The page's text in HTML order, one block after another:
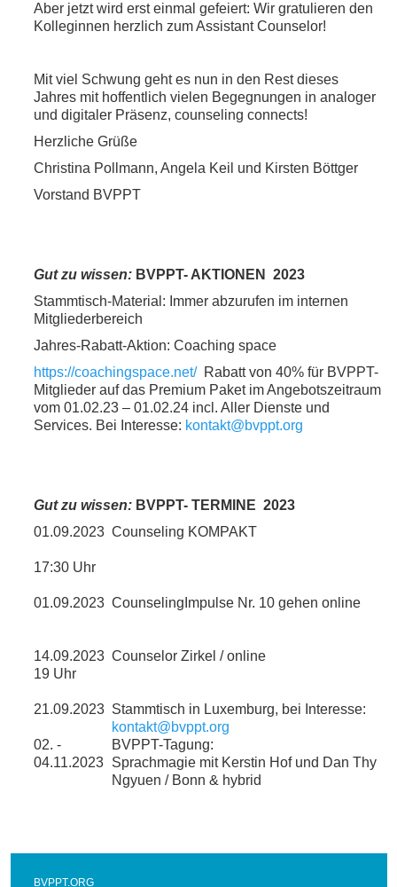
Aber jetzt wird erst einmal gefeiert: Wir gratulieren den
Kolleginnen herzlich zum Assistant Counselor!
Mit viel Schwung geht es nun in den Rest dieses
Jahres mit hoffentlich vielen Begegnungen in analoger
und digitaler Präsenz, counseling connects!
Herzliche Grüße
Christina Pollmann, Angela Keil und Kirsten Böttger
Vorstand BVPPT
Gut zu wissen:BVPPT- AKTIONEN
2023
Stammtisch-Material: Immer abzurufen im internen
Mitgliederbereich
Jahres-Rabatt-Aktion: Coaching space
https://coachingspace.net/
Rabatt von 40% für BVPPT-
Mitglieder auf das Premium Paket im Angebotszeitraum
vom 01.02.23 – 01.02.24 incl. Aller Dienste und
Services. Bei Interesse: kontakt@bvppt.org
Gut zu wissen:BVPPT- TERMINE 2023
01.09.2023
17:30 Uhr
Counseling KOMPAKT
01.09.2023 CounselingImpulse Nr. 10 gehen online
14.09.2023
19 Uhr
Counselor Zirkel / online
21.09.2023 Stammtisch in Luxemburg, bei Interesse:
kontakt@bvppt.org
02. -
04.11.2023
BVPPT-Tagung:
Sprachmagie mit Kerstin Hof und Dan Thy
Ngyuen / Bonn & hybrid
BVPPT.ORG